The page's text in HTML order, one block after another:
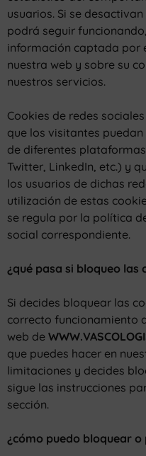
usuarios. Si se
podrá seguir
información captada por
nuestra web y sobre su
nuestros servicios.
Cookies de redes
que los visitantes
de diferentes
Twitter, LinkedIn, etc.) y
los usuarios de dichas
utilización de estas
se regula por la política
social correspondiente.
¿qué pasa si bloqueo las
Si decides bloquear las
correcto funcionamiento
web de
que puedes hacer en
limitaciones y decides
sigue las instrucciones
sección.
¿cómo puedo bloquear